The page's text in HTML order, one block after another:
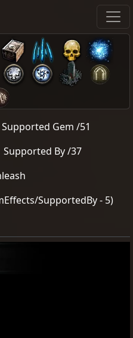
Supported Gem /51
Supported By /37
SupportedBy - 5)